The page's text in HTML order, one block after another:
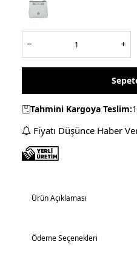
Tahmini Kargoya Teslim:
Fiyatı Düşünce Haber
Ürün Açıklaması
Ödeme Seçenekleri